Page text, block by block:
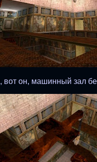
вот он, машинный зал